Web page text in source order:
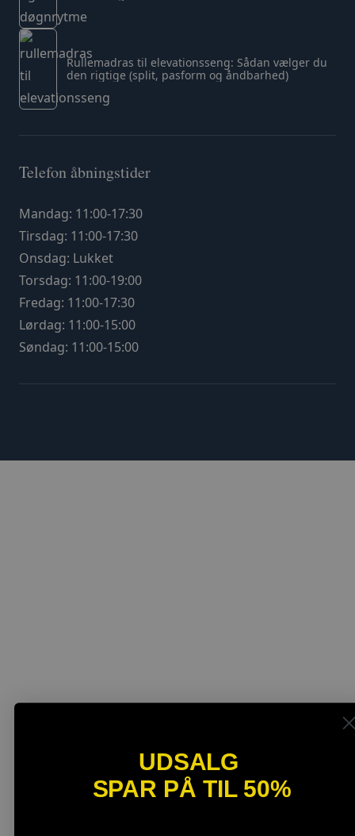
Rullemadras til elevationsseng: Sådan vælger du
den rigtige (split, pasform og åndbarhed)
Telefon åbningstider
Mandag: 11:00-17:30
Tirsdag: 11:00-17:30
Onsdag: Lukket
Torsdag: 11:00-19:00
Fredag: 11:00-17:30
Lørdag: 11:00-15:00
Søndag: 11:00-15:00
UDSALG
SPAR PÅ TIL 50%